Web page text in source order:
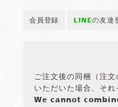
会員登録 LINEの友達
ご注文後の同梱（注
いただいた場合、それ
We cannot